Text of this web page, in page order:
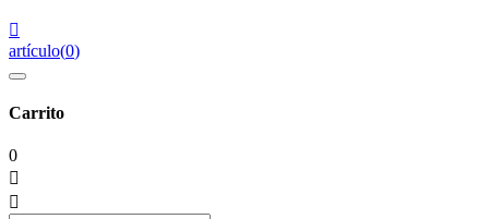

artículo(0)
Carrito
0

